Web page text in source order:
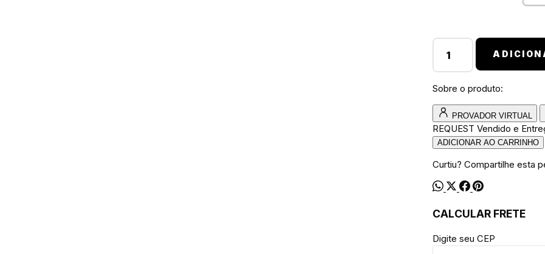
Bucket walkind smilie
Sobre o produto:
PROVADOR VIRTUAL
REQUEST Vendido e
ADICIONAR AO CARRINHO
Curtiu? Compartilhe esta
CALCULAR FRETE
Digite seu CEP